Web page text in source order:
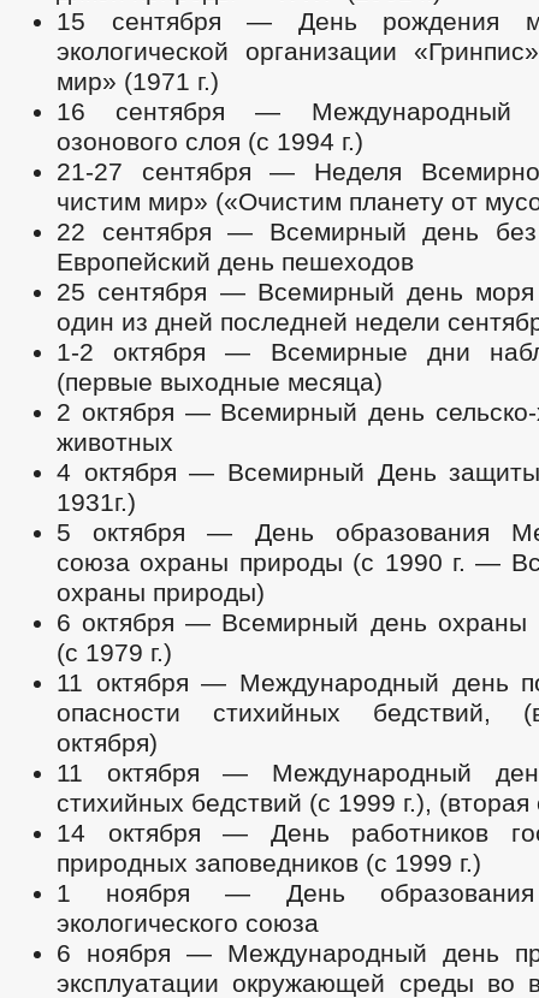
15 сентября — День рождения
экологической организации
мир» (1971 г.)
16 сентября — Международный
озонового слоя (с 1994 г.)
21-27 сентября — Неделя
чистим мир» («Очистим планету от
22 сентября — Всемирный день без
Европейский день пешеходов
25 сентября — Всемирный день моря
один из дней последней недели
1-2 октября — Всемирные дни
(первые выходные месяца)
2 октября — Всемирный день сельско-
животных
4 октября — Всемирный День
1931г.)
5 октября — День образования
союза охраны природы (с 1990 г. —
охраны природы)
6 октября — Всемирный день охраны
(с 1979 г.)
11 октября — Международный день
опасности стихийных бедствий,
октября)
11 октября — Международный
стихийных бедствий (с 1999 г.), (вторая
14 октября — День работников
природных заповедников (с 1999 г.)
1 ноября — День образования
экологического союза
6 ноября — Международный день
эксплуатации окружающей среды во